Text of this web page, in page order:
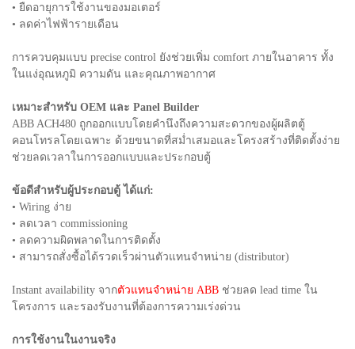
• ยืดอายุการใช้งานของมอเตอร์
• ลดค่าไฟฟ้ารายเดือน
การควบคุมแบบ precise control ยังช่วยเพิ่ม comfort ภายในอาคาร ทั้ง
ในแง่อุณหภูมิ ความดัน และคุณภาพอากาศ
เหมาะสำหรับ OEM และ Panel Builder
ABB ACH480 ถูกออกแบบโดยคำนึงถึงความสะดวกของผู้ผลิตตู้
คอนโทรลโดยเฉพาะ ด้วยขนาดที่สม่ำเสมอและโครงสร้างที่ติดตั้งง่าย
ช่วยลดเวลาในการออกแบบและประกอบตู้
ข้อดีสำหรับผู้ประกอบตู้ ได้แก่:
• Wiring ง่าย
• ลดเวลา commissioning
• ลดความผิดพลาดในการติดตั้ง
• สามารถสั่งซื้อได้รวดเร็วผ่านตัวแทนจำหน่าย (distributor)
Instant availability จากตัวแทนจำหน่าย ABB ช่วยลด lead time ใน
โครงการ และรองรับงานที่ต้องการความเร่งด่วน
การใช้งานในงานจริง